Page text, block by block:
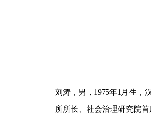
刘涛，男，1975年1月生，
所所长、社会治理研究院